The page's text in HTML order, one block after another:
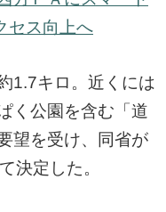
セス向上へ
1.7キロ。近くには
く公園を含む「道
望を受け、同省が
決定した。